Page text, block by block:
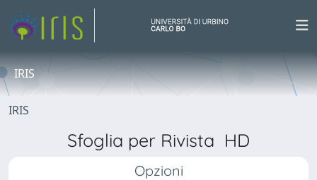
IRIS
IRIS
Sfoglia per Rivista HD
Opzioni